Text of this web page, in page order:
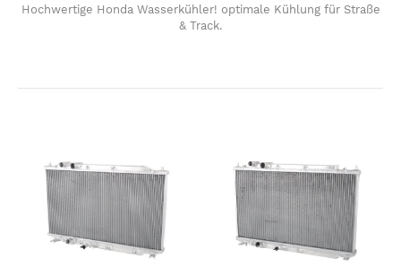
Hochwertige Honda Wasserkühler! optimale Kühlung für Straße
& Track.